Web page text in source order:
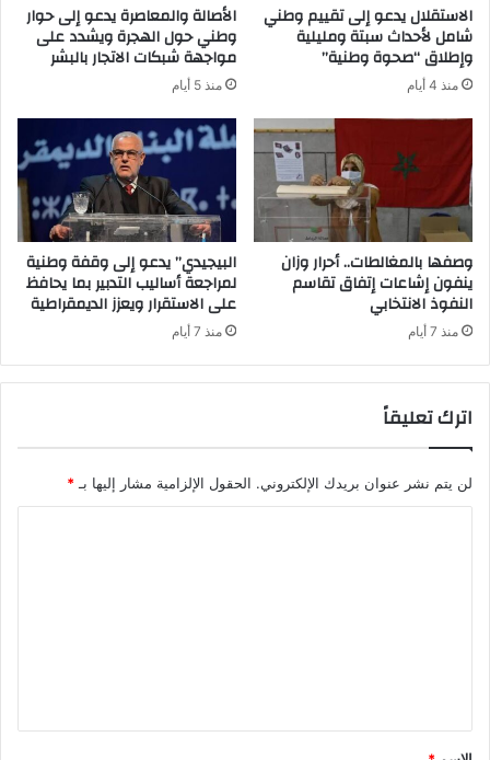
الاستقلال يدعو إلى تقييم وطني
شامل لأحداث سبتة ومليلية
وإطلاق “صحوة وطنية”
منذ 4 أيام
الأصالة والمعاصرة يدعو إلى حوار
وطني حول الهجرة ويشدد على
مواجهة شبكات الاتجار بالبشر
منذ 5 أيام
وصفها بالمغالطات.. أحرار وزان
ينفون إشاعات إتفاق تقاسم
النفوذ الانتخابي
منذ 7 أيام
البيجيدي” يدعو إلى وقفة وطنية
لمراجعة أساليب التدبير بما يحافظ
على الاستقرار ويعزز الديمقراطية
منذ 7 أيام
اترك تعليقاً
لن يتم نشر عنوان بريدك الإلكتروني. الحقول الإلزامية مشار إليها بـ *
*